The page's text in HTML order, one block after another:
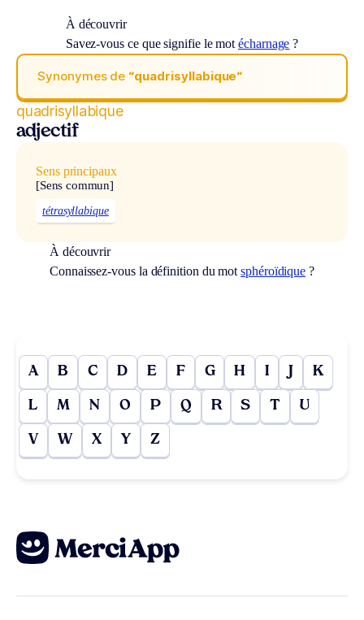
À découvrir
Savez-vous ce que signifie le motécharnage ?
Synonymes de “quadrisyllabique“
quadrisyllabique
adjectif
Sens principaux
[Sens commun]
tétrasyllabique
À découvrir
Connaissez-vous la définition du motsphéroïdique ?
A B C D E F G H I J K
L M N O P Q R S T U
V W X Y Z